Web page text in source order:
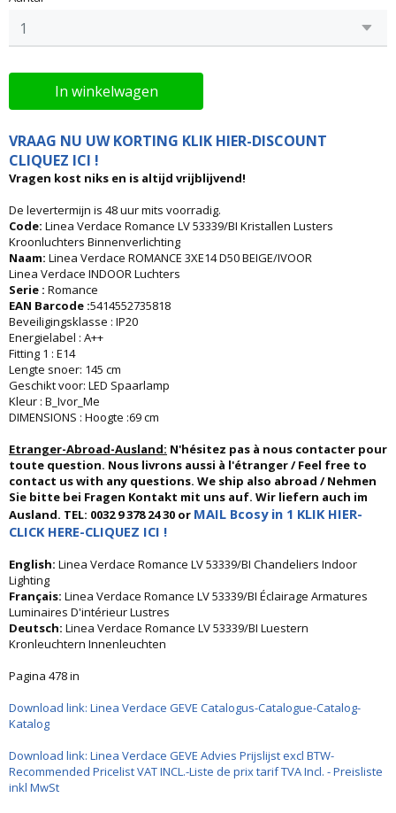
In winkelwagen
VRAAG NU UW KORTING KLIK HIER-DISCOUNT
CLIQUEZ ICI !
Vragen kost niks en is altijd vrijblijvend!
De levertermijn is 48 uur mits voorradig.
Code: Linea Verdace Romance LV 53339/BI Kristallen Lusters
Kroonluchters Binnenverlichting
Naam: Linea Verdace ROMANCE 3XE14 D50 BEIGE/IVOOR
Linea Verdace INDOOR Luchters
Serie : Romance
EAN Barcode :5414552735818
Beveiligingsklasse : IP20
Energielabel : A++
Fitting 1 : E14
Lengte snoer: 145 cm
Geschikt voor: LED Spaarlamp
Kleur : B_Ivor_Me
DIMENSIONS : Hoogte :69 cm
Etranger-Abroad-Ausland: N'hésitez pas à nous contacter pour
toute question. Nous livrons aussi à l'étranger / Feel free to
contact us with any questions. We ship also abroad / Nehmen
Sie bitte bei Fragen Kontakt mit uns auf. Wir liefern auch im
Ausland. TEL: 0032 9 378 24 30 or MAIL Bcosy in 1 KLIK HIER-
CLICK HERE-CLIQUEZ ICI !
English: Linea Verdace Romance LV 53339/BI Chandeliers Indoor
Lighting
Français: Linea Verdace Romance LV 53339/BI Éclairage Armatures
Luminaires D'intérieur Lustres
Deutsch: Linea Verdace Romance LV 53339/BI Luestern
Kronleuchtern Innenleuchten
Pagina 478 in
Download link: Linea Verdace GEVE Catalogus-Catalogue-Catalog-
Katalog
Download link: Linea Verdace GEVE Advies Prijslijst excl BTW-
Recommended Pricelist VAT INCL.-Liste de prix tarif TVA Incl. - Preisliste
inkl MwSt